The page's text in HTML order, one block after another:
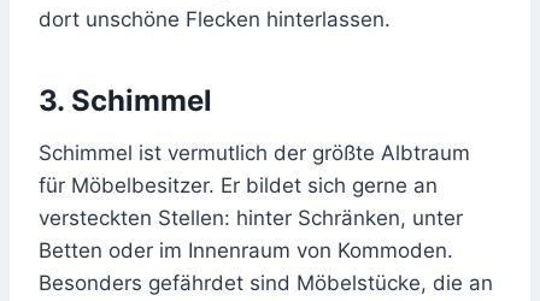
dort unschöne Flecken hinterlassen.
3. Schimmel
Schimmel ist vermutlich der größte Albtraum
für Möbelbesitzer. Er bildet sich gerne an
versteckten Stellen: hinter Schränken, unter
Betten oder im Innenraum von Kommoden.
Besonders gefährdet sind Möbelstücke, die an